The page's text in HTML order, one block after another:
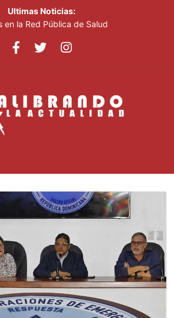
Ultimas Noticias:
en la Red Pública de Salud
República Dominicana articulan esfuerzos
de Transmisión Eléctrica Nacional
con el oro, ocho años después
y temperaturas de hasta 35 °C este
asegura el PRM saldrá fortalecido del
nuevas autoridades